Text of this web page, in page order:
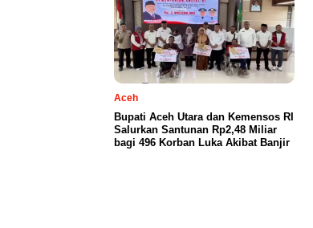
Aceh
Bupati Aceh Utara dan Kemensos RI
Salurkan Santunan Rp2,48 Miliar
bagi 496 Korban Luka Akibat Banjir